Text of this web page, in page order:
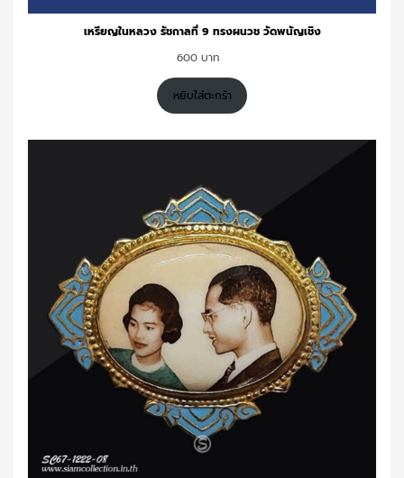
เหรียญในหลวง รัชกาลที่ 9 ทรงผนวช วัดพนัญเชิง
600
หยิบใส่ตะกร้า